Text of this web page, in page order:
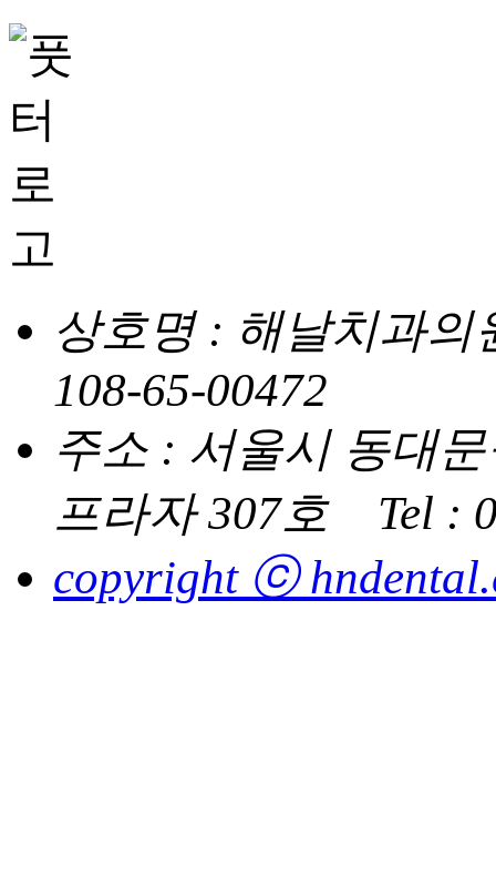
상호명 : 해날치과
108-65-00472
주소 : 서울시 동대
프라자 307호 Tel :
copyright ⓒ